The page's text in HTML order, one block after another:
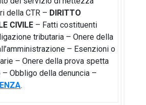
della CTR – DIRITTO
CIVILE – Fatti costituenti
tributaria – Onere della
– Esenzioni o
– Onere della prova spetta
– Obbligo della denuncia –
.